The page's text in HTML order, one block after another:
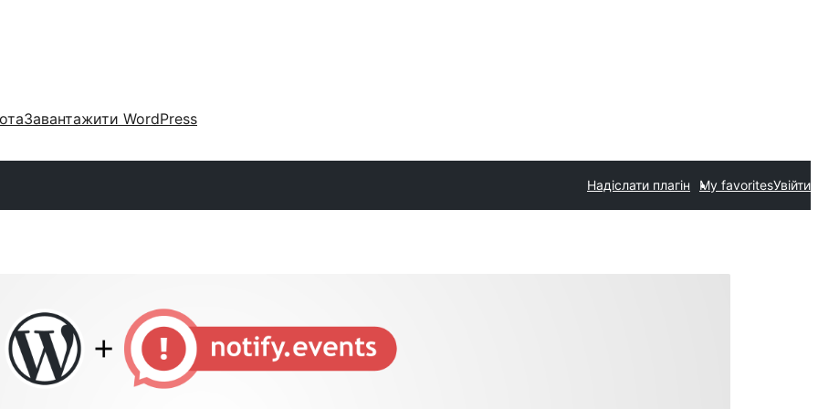
Завантажити WordPress
Надіслати плагін My favoritesУвійти